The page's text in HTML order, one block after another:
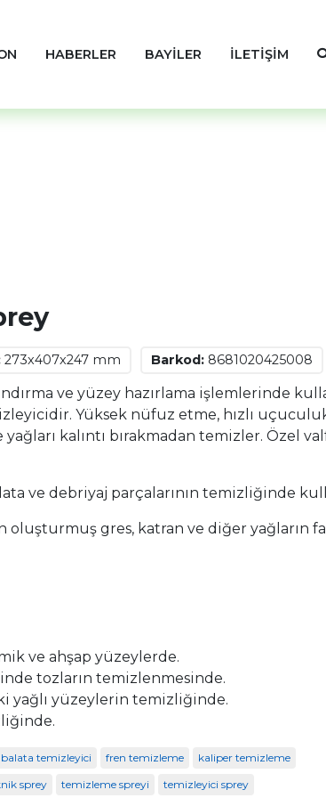
HABERLER BAYİLER İLETİŞİM
273x407x247 mm Barkod: 8681020425008
ve yüzey hazırlama işlemlerinde
Yüksek nüfuz etme, hızlı
kalıntı bırakmadan temizler. Özel
ve debriyaj parçalarının temizliğinde
gres, katran ve diğer yağların
ve ahşap yüzeylerde.
tozların temizlenmesinde.
yağlı yüzeylerin temizliğinde.
temizleyici fren temizleme
kaliper temizleme
sprey temizleme spreyi temizleyici sprey